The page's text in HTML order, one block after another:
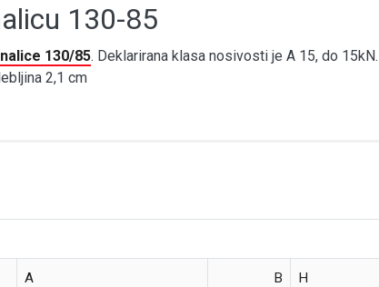
130-85
130/85. Deklarirana klasa nosivosti je A 15, do 15kN.
2,1 cm
A B H